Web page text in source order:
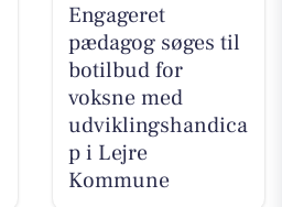
Engageret
pædagog søges til
botilbud for
voksne med
udviklingshandica
p i Lejre
Kommune